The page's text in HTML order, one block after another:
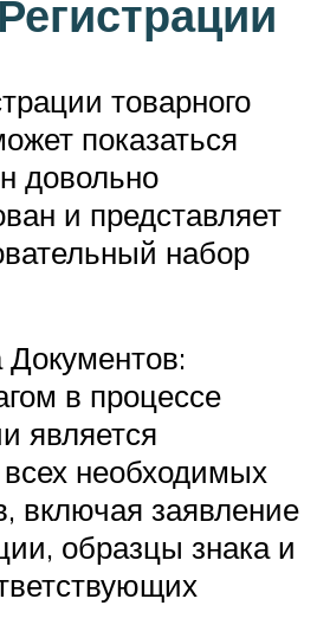
товарного
показаться
довольно
и представляет
набор
Документов:
в процессе
является
всех необходимых
включая заявление
образцы знака и